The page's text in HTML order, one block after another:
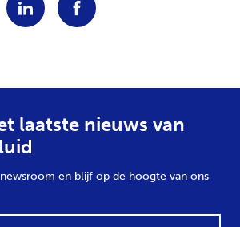
laatste nieuws van
en blijf op de hoogte van ons